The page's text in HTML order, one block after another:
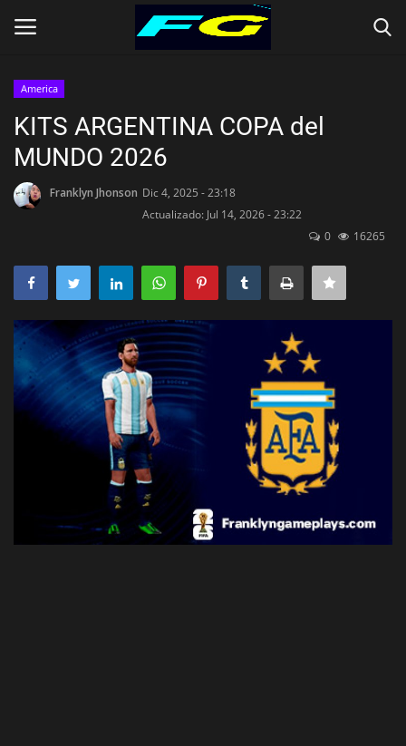
Contact
Inicio
SELECCIONES (KITS)
America
KITS ARGENTINA COPA del
MUNDO 2026
Franklyn Jhonson Dic 4, 2025 - 23:18
Actualizado: Jul 14, 2026 - 23:22
0
16265